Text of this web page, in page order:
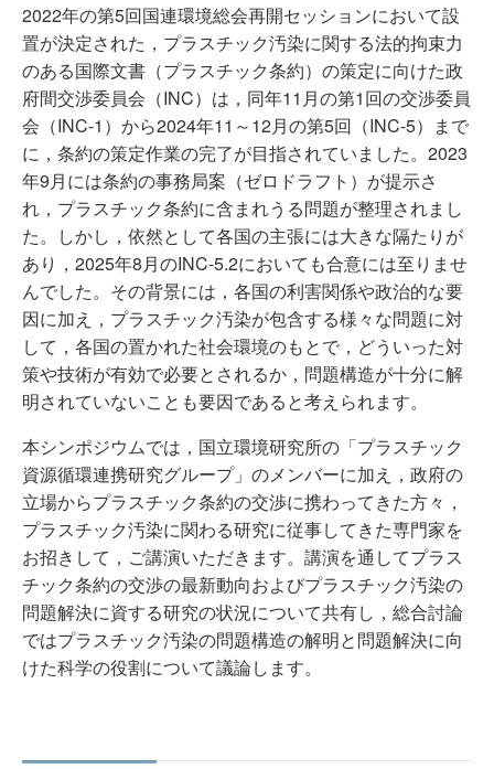
2022年の第5回国連環境総会再開セッションにおいて設
置が決定された，プラスチック汚染に関する法的拘束力
のある国際文書（プラスチック条約）の策定に向けた政
府間交渉委員会（INC）は，同年11月の第1回の交渉委員
会（INC-1）から2024年11～12月の第5回（INC-5）まで
に，条約の策定作業の完了が目指されていました。2023
年9月には条約の事務局案（ゼロドラフト）が提示さ
れ，プラスチック条約に含まれうる問題が整理されまし
た。しかし，依然として各国の主張には大きな隔たりが
あり，2025年8月のINC-5.2においても合意には至りませ
んでした。その背景には，各国の利害関係や政治的な要
因に加え，プラスチック汚染が包含する様々な問題に対
して，各国の置かれた社会環境のもとで，どういった対
策や技術が有効で必要とされるか，問題構造が十分に解
明されていないことも要因であると考えられます。
本シンポジウムでは，国立環境研究所の「プラスチック
資源循環連携研究グループ」のメンバーに加え，政府の
立場からプラスチック条約の交渉に携わってきた方々，
プラスチック汚染に関わる研究に従事してきた専門家を
お招きして，ご講演いただきます。講演を通してプラス
チック条約の交渉の最新動向およびプラスチック汚染の
問題解決に資する研究の状況について共有し，総合討論
ではプラスチック汚染の問題構造の解明と問題解決に向
けた科学の役割について議論します。